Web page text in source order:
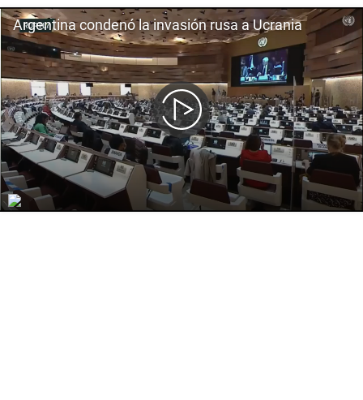
Argentina condenó la invasión rusa a Ucrania